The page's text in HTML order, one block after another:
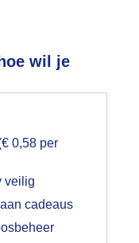
wil je
0,58 per
veilig
cadeaus
voor